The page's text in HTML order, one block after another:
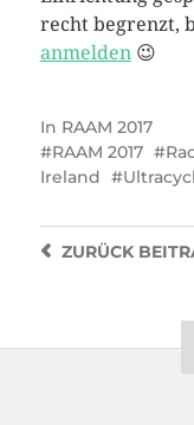
recht begrenzt,
anmelden 😉
In RAAM 2017
RAAM 2017
Ireland
ZURÜCK